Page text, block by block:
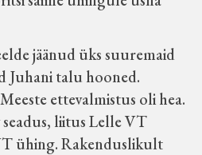
jäänud üks suuremaid
Juhani talu hooned.
ettevalmistus oli hea.
liitus Lelle VT
ühing. Rakenduslikult